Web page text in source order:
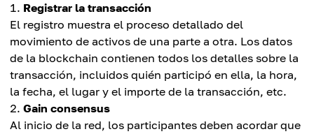
Registrar la transacción
El registro muestra el proceso detallado del
movimiento de activos de una parte a otra. Los datos
de la blockchain contienen todos los detalles sobre la
transacción, incluidos quién participó en ella, la hora,
la fecha, el lugar y el importe de la transacción, etc.
Gain consensus
Al inicio de la red, los participantes deben acordar que